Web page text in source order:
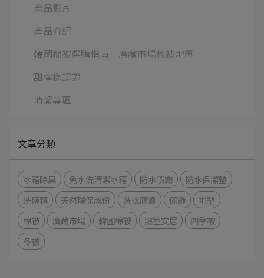
產品影片
產品介紹
韓國棉被選購指南｜廣藏市場棉被地圖
甜檸檬認證
清潔專區
文章分類
冰箱除臭 免水洗清潔冰箱 防水噴霧
防水保潔墊
洗碗精
天然環保成份 洗衣膠囊 傢飾
地墊
棉被
廣藏市場 韓國棉被 寢室安居
四季被
冬被